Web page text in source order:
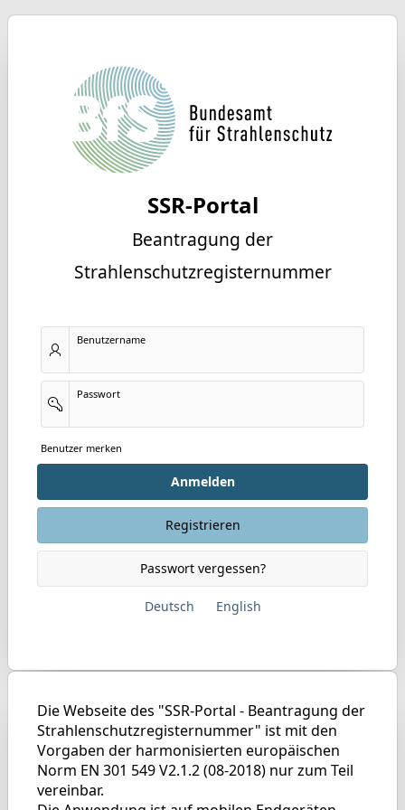
SSR-Portal
Beantragung der
Strahlenschutzregisternummer
Benutzername
Passwort
Benutzer merken
Anmelden
Registrieren
Passwort vergessen?
Deutsch English
Die Webseite des "SSR-Portal - Beantragung der
Strahlenschutzregisternummer" ist mit den
Vorgaben der harmonisierten europäischen
Norm EN 301 549 V2.1.2 (08-2018) nur zum Teil
vereinbar.